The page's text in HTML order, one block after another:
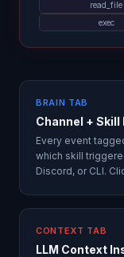
read_file
exec
BRAIN TAB
Channel + Skill
Every event
which skill
Discord, or CLI.
CONTEXT TAB
LLM Context